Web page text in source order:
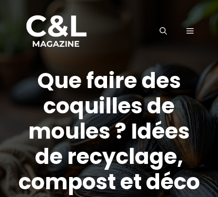
contenu
MENU
Que faire des
coquilles de
moules ? Idées
de recyclage,
compost et déco